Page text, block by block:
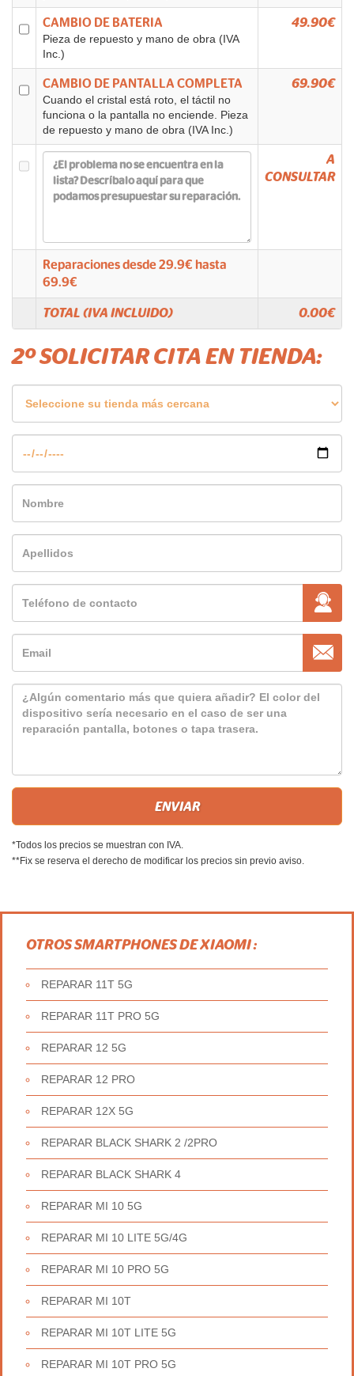
CAMBIO DE BATERIA
Pieza de repuesto y mano de obra (IVA
Inc.)
49.90€
CAMBIO DE PANTALLA COMPLETA
Cuando el cristal está roto, el táctil no
funciona o la pantalla no enciende. Pieza
de repuesto y mano de obra (IVA Inc.)
69.90€
A
CONSULTAR
Reparaciones desde29.9€ hasta
69.9€
TOTAL (IVA INCLUIDO) 0.00€
2º SOLICITAR CITA EN TIENDA:
*Todos los precios se muestran con IVA.
**Fix se reserva el derecho de modificar los precios sin previo aviso.
OTROS SMARTPHONES DE XIAOMI :
REPARAR 11T 5G
REPARAR 11T PRO 5G
REPARAR 12 5G
REPARAR 12 PRO
REPARAR 12X 5G
REPARAR BLACK SHARK 2 /2PRO
REPARAR BLACK SHARK 4
REPARAR MI 10 5G
REPARAR MI 10 LITE 5G/4G
REPARAR MI 10 PRO 5G
REPARAR MI 10T
REPARAR MI 10T LITE 5G
REPARAR MI 10T PRO 5G